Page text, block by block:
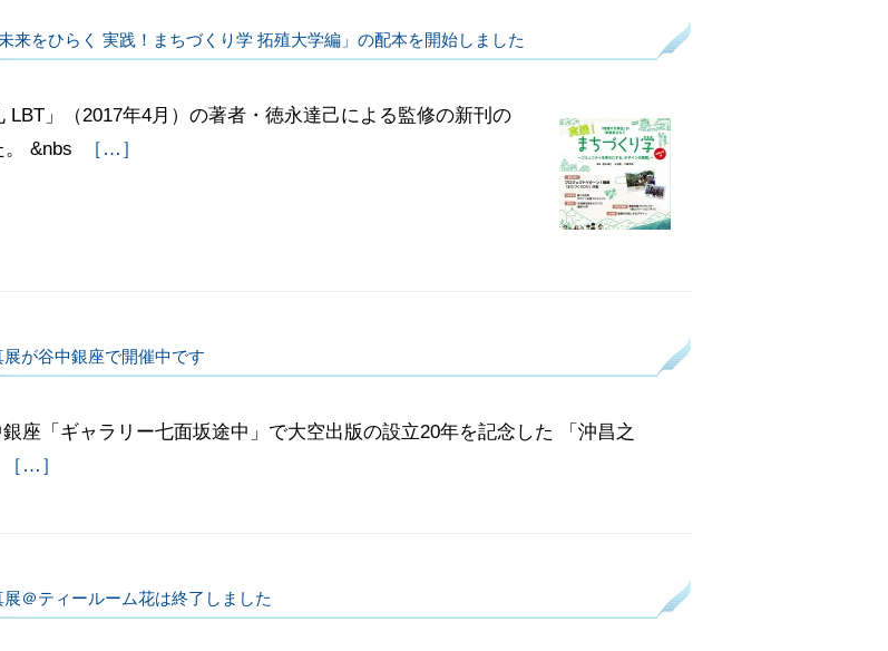
来をひらく 実践！まちづくり学 拓殖大学編」の配本を開始しました
LBT」（2017年4月）の著者・徳永達己による監修の新刊の
&nbs
［…］
展が谷中銀座で開催中です
座「ギャラリー七面坂途中」で大空出版の設立20年を記念した 「沖昌之
［…］
展＠ティールーム花は終了しました